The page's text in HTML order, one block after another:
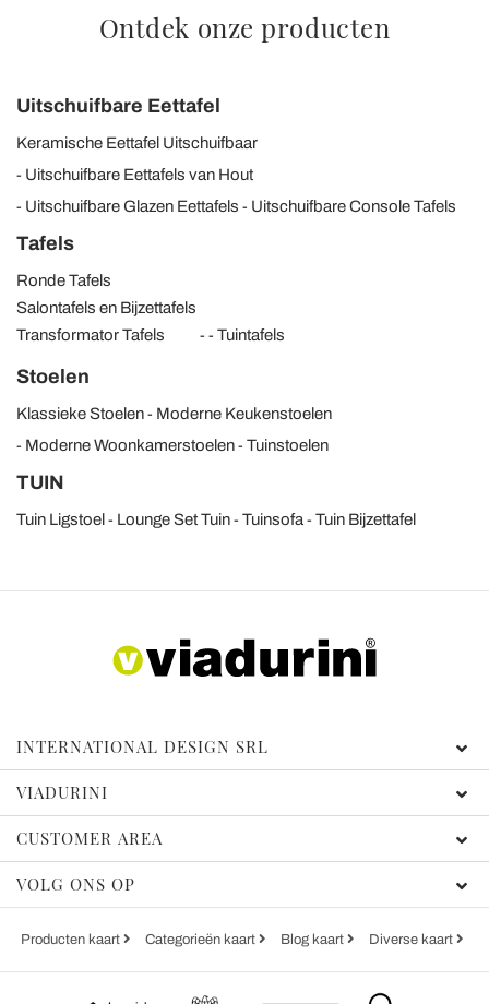
Ontdek onze producten
Uitschuifbare Eettafel
Keramische Eettafel Uitschuifbaar
Uitschuifbare Eettafels van Hout
Uitschuifbare Glazen Eettafels
Uitschuifbare Console Tafels
Tafels
Ronde Tafels
Salontafels en Bijzettafels
Transformator Tafels
Tuintafels
Stoelen
Klassieke Stoelen
Moderne Keukenstoelen
Moderne Woonkamerstoelen
Tuinstoelen
TUIN
Tuin Ligstoel Lounge Set Tuin Tuinsofa Tuin Bijzettafel
INTERNATIONAL DESIGN SRL
VIADURINI
CUSTOMER AREA
VOLG ONS OP
Producten kaart Categorieën kaart Blog kaart Diverse kaart